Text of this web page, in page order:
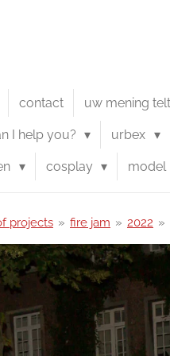
contact uw mening
I help you? urbex
cosplay model
projects » fire jam » 2022 »